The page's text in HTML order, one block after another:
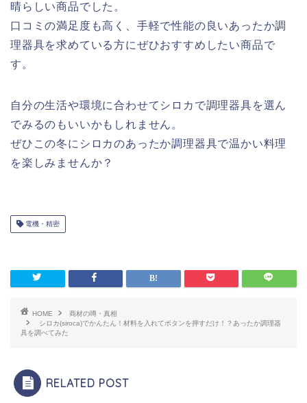
晴らしい商品でした。
口コミの満足度も高く、手軽で性能の良いあったか調
理器具を求めている方にぜひおすすめしたい商品で
す。
自分の生活や環境に合わせてシロカで調理器具を選ん
でみるのもいいかもしれません。
ぜひこの冬にシロカのあったか調理器具で温かい料理
を楽しみませんか？
電機・精密
HOME
商材の噂・真相
シロカ(siroca)でかんたん！材料を入れてボタンを押すだけ！？あったか調理器
具を調べてみた
RELATED POST